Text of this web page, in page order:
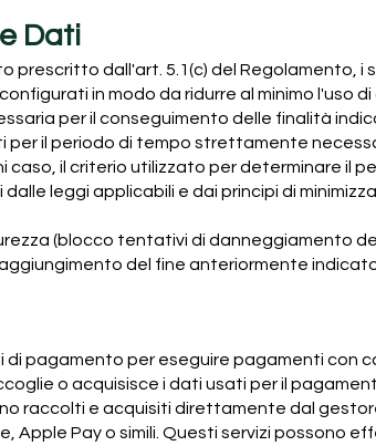
Dati
prescritto dall'art. 5.1(c) del Regolamento, i
in modo da ridurre al minimo l'uso
per il conseguimento delle finalità
per il periodo di tempo strettamente
caso, il criterio utilizzato per determinare il
leggi applicabili e dai principi di
(blocco tentativi di danneggiamento
del fine anteriormente
di pagamento per eseguire pagamenti con
o acquisisce i dati usati per il
raccolti e acquisiti direttamente dal
Apple Pay o simili. Questi servizi possono